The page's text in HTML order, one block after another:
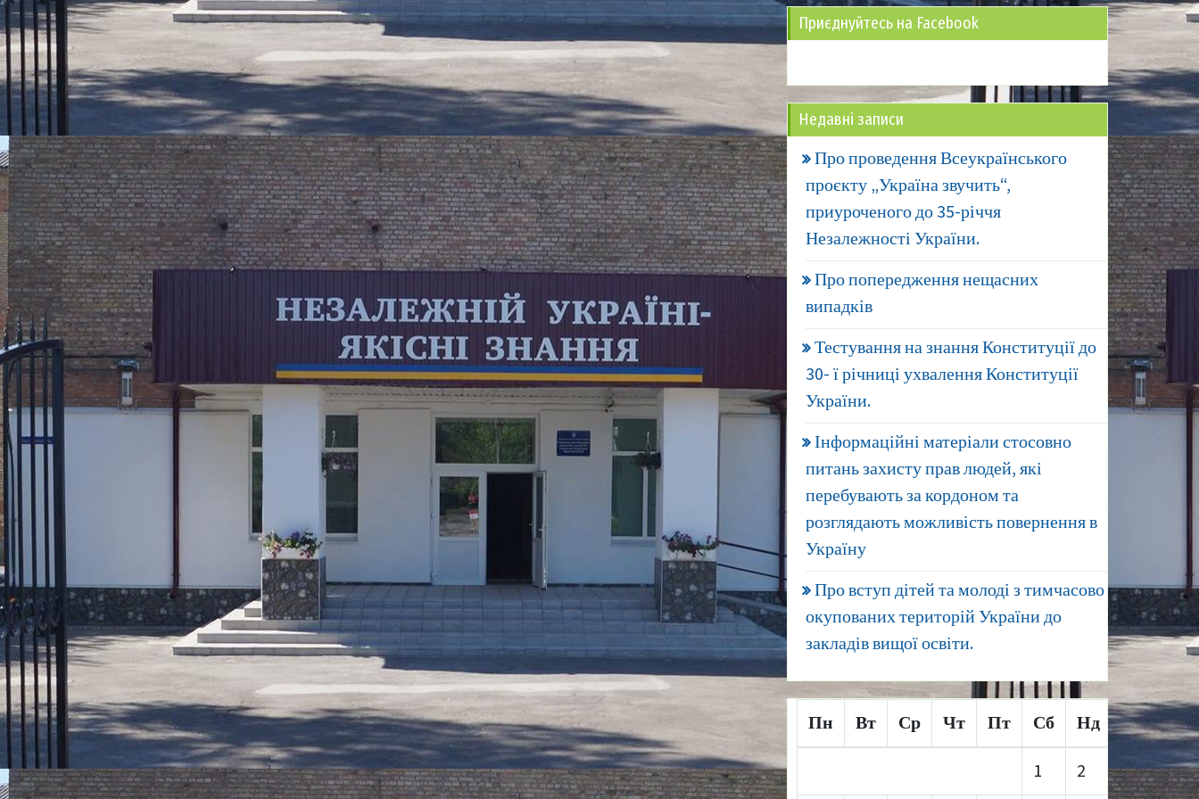
Приєднуйтесь на Facebook
Недавні записи
Про проведення Всеукраїнського
проєкту „Україна звучить“,
приуроченого до 35-річчя
Незалежності України.
Про попередження нещасних
випадків
Тестування на знання Конституції до
30- ї річниці ухвалення Конституції
України.
Інформаційні матеріали стосовно
питань захисту прав людей, які
перебувають за кордоном та
розглядають можливість повернення в
Україну
Про вступ дітей та молоді з тимчасово
окупованих територій України до
закладів вищої освіти.
Пн Вт Ср Чт Пт Сб Нд
1 2